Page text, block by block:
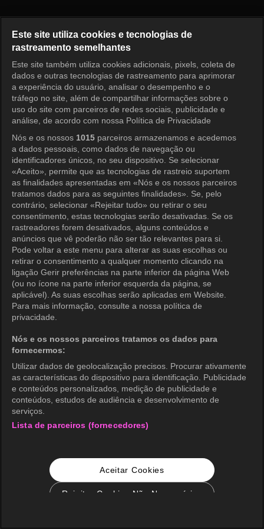
Entrar
Este site utiliza cookies e tecnologias de
rastreamento semelhantes
Este site também utiliza cookies adicionais, pixels, coleta de
dados e outras tecnologias de rastreamento para aprimorar
a experiência do usuário, analisar o desempenho e o
tráfego no site, além de compartilhar informações sobre o
uso do site com parceiros de redes sociais, publicidade e
análise, de acordo com nossa Política de Privacidade
Nós e os nossos 1015 parceiros armazenamos e acedemos
a dados pessoais, como dados de navegação ou
identificadores únicos, no seu dispositivo. Se selecionar
«Aceito», permite que as tecnologias de rastreio suportem
as finalidades apresentadas em «Nós e os nossos parceiros
tratamos dados para as seguintes finalidades». Se, pelo
contrário, selecionar «Rejeitar tudo» ou retirar o seu
consentimento, estas tecnologias serão desativadas. Se os
rastreadores forem desativados, alguns conteúdos e
anúncios que vê poderão não ser tão relevantes para si.
Pode voltar a este menu para alterar as suas escolhas ou
retirar o consentimento a qualquer momento clicando na
ligação Gerir preferências na parte inferior da página Web
(ou no ícone na parte inferior esquerda da página, se
aplicável). As suas escolhas serão aplicadas em Website.
Para mais informação, consulte a nossa política de
privacidade.
Nós e os nossos parceiros tratamos os dados para
fornecermos:
Utilizar dados de geolocalização precisos. Procurar ativamente
as características do dispositivo para identificação. Publicidade
e conteúdos personalizados, medição de publicidade e
conteúdos, estudos de audiência e desenvolvimento de
serviços.
Lista de parceiros (fornecedores)
Aceitar Cookies
Rejeitar Cookies Não Necessários